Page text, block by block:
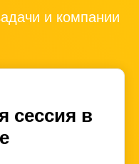
и компании
сессия в